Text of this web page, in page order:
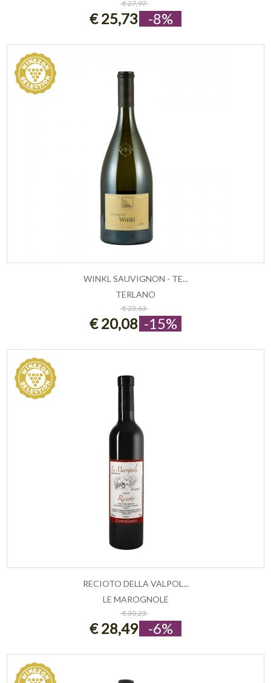
€ 27,97
€ 25,73 -8%
ESAURITO
WINKL SAUVIGNON - TE...
TERLANO
€ 23,63
€ 20,08 -15%
ESAURITO
RECIOTO DELLA VALPOL...
LE MAROGNOLE
€ 30,23
€ 28,49 -6%